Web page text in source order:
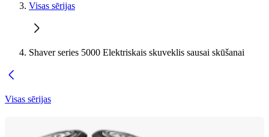
Visas sērijas
Shaver series 5000 Elektriskais skuveklis sausai skūšanai
Visas sērijas